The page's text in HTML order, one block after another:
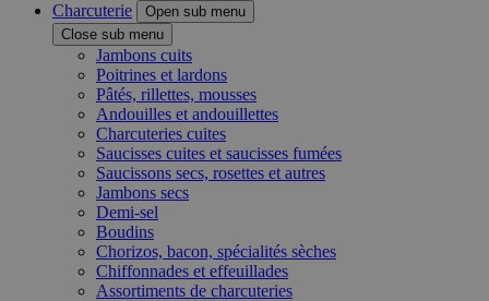
Charcuterie
Open sub menu
Close sub menu
Jambons cuits
Poitrines et lardons
Pâtés, rillettes, mousses
Andouilles et andouillettes
Charcuteries cuites
Saucisses cuites et saucisses fumées
Saucissons secs, rosettes et autres
Jambons secs
Demi-sel
Boudins
Chorizos, bacon, spécialités sèches
Chiffonnades et effeuillades
Assortiments de charcuteries